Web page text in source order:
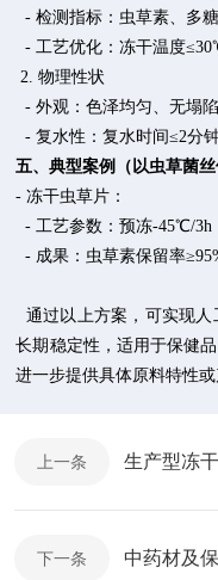
- 检测指标：虫草素、多
- 工艺优化：冻干温度
2. 物理性状
- 外观：色泽均匀、无塌
- 复水性：复水时间≤2分
五、典型案例（以虫草菌丝
- 冻干虫草片：
- 工艺参数：预冻-45℃/
- 成果：虫草素保留率
通过以上方案，可实现
长期稳定性，适用于保健
进一步提供具体原料特性或
上一条 生产型冻
下一条 中药材及